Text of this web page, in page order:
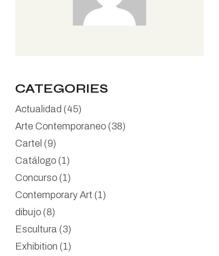
CATEGORIES
Actualidad (45)
Arte Contemporaneo (38)
Cartel (9)
Catálogo (1)
Concurso (1)
Contemporary Art (1)
dibujo (8)
Escultura (3)
Exhibition (1)